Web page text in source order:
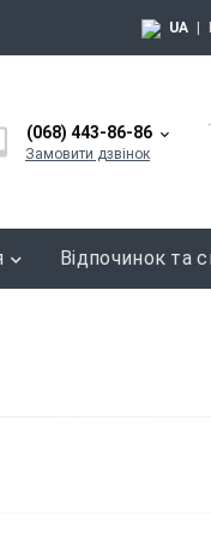
UA
(068) 443-86-86
Замовити дзвінок
Відпочинок та